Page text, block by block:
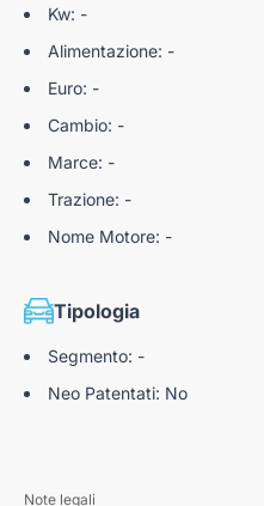
Kw: -
Alimentazione: -
Euro: -
Cambio: -
Marce: -
Trazione: -
Nome Motore: -
Tipologia
Segmento: -
Neo Patentati: No
Note legali